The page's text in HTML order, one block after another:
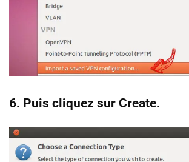
6. Puis cliquez sur Create.